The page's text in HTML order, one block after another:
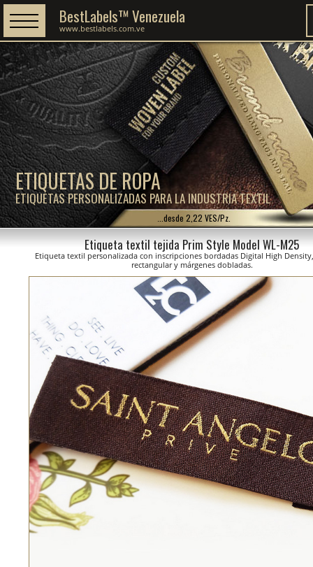
ETIQUETAS DE ROPA
ETIQUETAS PERSONALIZADAS PARA LA INDUSTRIA TEXTIL
BestLabels™ Venezuela
www.bestlabels.com.ve
...desde 2,22 VES/Pz.
Etiqueta textil tejida Prim Style Model WL-M25
Etiqueta textil personalizada con inscripciones bordadas Digital High
rectangular y márgenes dobladas.